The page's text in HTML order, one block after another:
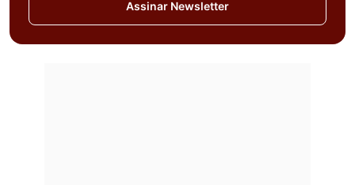
Assinar Newsletter